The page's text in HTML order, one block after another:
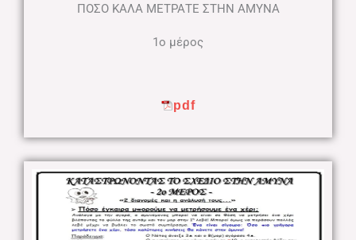
ΠΟΣΟ ΚΑΛΑ ΜΕΤΡΑΤΕ ΣΤΗΝ ΑΜΥΝΑ
1ο μέρος
pdf